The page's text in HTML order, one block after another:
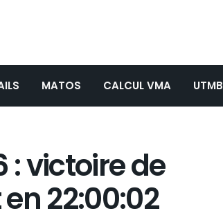
MATOS CALCUL VMA UTMB
: victoire de
22:00:02